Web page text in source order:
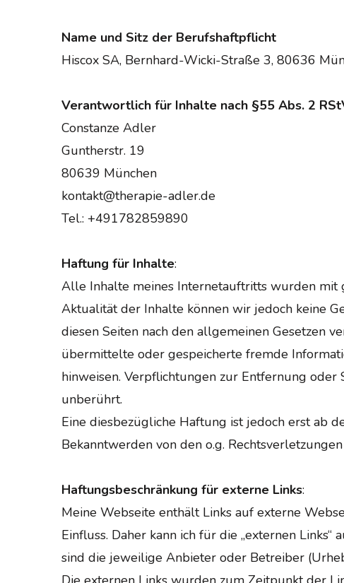
Name und Sitz der Berufshaftpflicht
Hiscox SA, Bernhard-Wicki-Straße 3, 80636
Verantwortlich für Inhalte nach §55 Abs. 2
Constanze Adler
Guntherstr. 19
80639 München
kontakt@therapie-adler.de
Tel.: +491782859890
Haftung für Inhalte:
Alle Inhalte meines Internetauftritts wurden mit
Aktualität der Inhalte können wir jedoch keine
diesen Seiten nach den allgemeinen Gesetzen
übermittelte oder gespeicherte fremde
hinweisen. Verpflichtungen zur Entfernung
unberührt.
Eine diesbezügliche Haftung ist jedoch erst ab
Bekanntwerden von den o.g.
Haftungsbeschränkung für externe Links:
Meine Webseite enthält Links auf externe
Einfluss. Daher kann ich für die „externen
sind die jeweilige Anbieter oder Betreiber